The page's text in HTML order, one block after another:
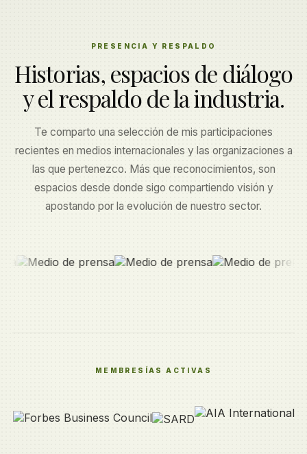
PRESENCIA Y RESPALDO
Historias, espacios de diálogo
y el respaldo de la industria.
Te comparto una selección de mis participaciones
recientes en medios internacionales y las organizaciones a
las que pertenezco. Más que reconocimientos, son
espacios desde donde sigo compartiendo visión y
apostando por la evolución de nuestro sector.
MEMBRESÍAS ACTIVAS